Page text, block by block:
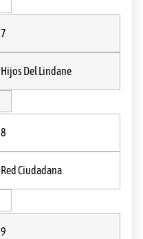
7
Hijos Del Lindane
8
Red Ciudadana
9